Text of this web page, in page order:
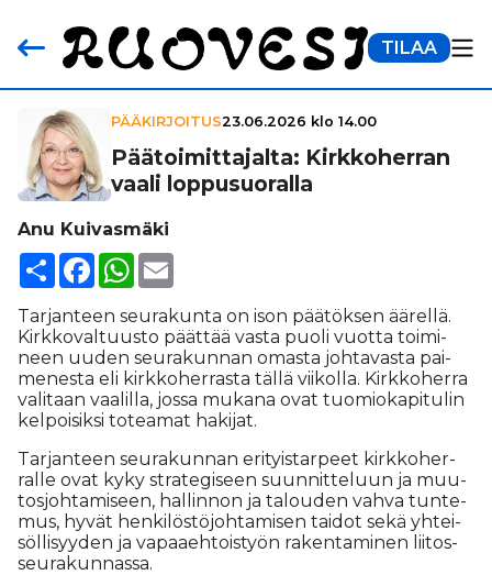
TILAA
PÄÄKIRJOITUS23.06.2026 klo 14.00
Pää­toi­mit­ta­jalta: Kirk­ko­her­ran
vaali lop­pu­suo­ralla
Anu Kuivasmäki
Share FacebookWhatsApp
Tar­jan­teen seu­ra­kun­ta on ison pää­tök­sen ää­rel­lä.
Kirk­ko­val­tuus­to päät­tää vas­ta puo­li vuot­ta toi­mi­
neen uu­den seu­ra­kun­nan omas­ta joh­ta­vas­ta pai­
me­nes­ta eli kirk­ko­her­ras­ta täl­lä vii­kol­la. Kirk­ko­her­ra
va­li­taan vaa­lil­la, jos­sa mu­ka­na ovat tuo­mi­o­ka­pi­tu­lin
kel­poi­sik­si to­te­a­mat ha­ki­jat.
Tar­jan­teen seu­ra­kun­nan eri­tyis­tar­peet kirk­ko­her­
ral­le ovat kyky stra­te­gi­seen suun­nit­te­luun ja muu­
tos­joh­ta­mi­seen, hal­lin­non ja ta­lou­den vah­va tun­te­
mus, hy­vät hen­ki­lös­tö­joh­ta­mi­sen tai­dot sekä yh­tei­
söl­li­syy­den ja va­paa­eh­tois­työn ra­ken­ta­mi­nen lii­tos­
seu­ra­kun­nas­sa.